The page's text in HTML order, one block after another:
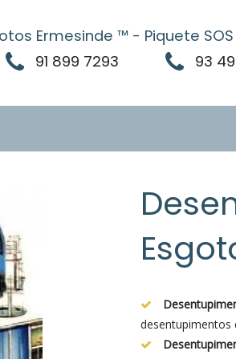
Ermesinde ™ - Piquete SOS
91 899 7293 93
desentupimentos